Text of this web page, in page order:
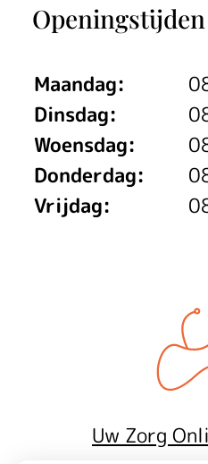
Openingstijden
Maandag:
Dinsdag:
Woensdag:
Donderdag:
Vrijdag:
Uw Zorg